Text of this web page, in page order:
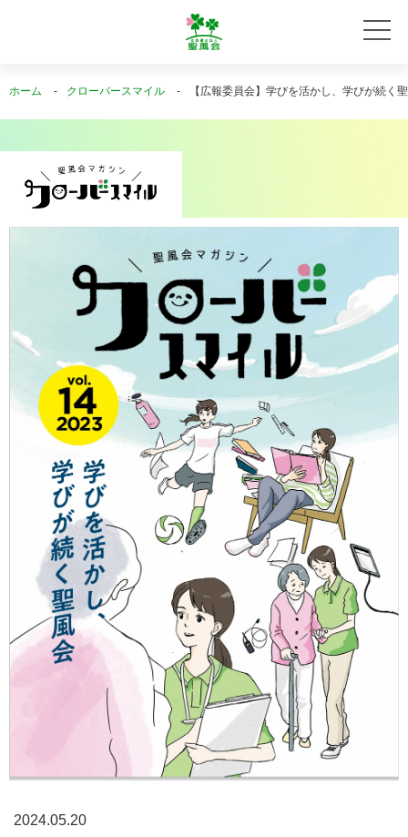
ホーム クローバースマイル 【広報委員会】学びを活かし、学びが続く
2024.05.20